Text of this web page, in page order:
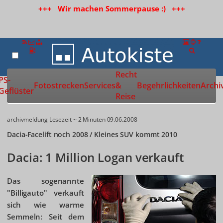
+++ Wir machen Sommerpause :) +++
Zur Startseite
FotostreckenServices
Recht
&
Reise
Begehrlichkeiten
archivmeldung Lesezeit ~ 2 Minuten09.06.2008
Dacia-Facelift noch 2008 / Kleines SUV kommt 2010
Dacia: 1 Million Logan verkauft
Das sogenannte
"Billigauto" verkauft
sich wie warme
Semmeln: Seit dem